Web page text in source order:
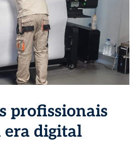
profissionais
era digital